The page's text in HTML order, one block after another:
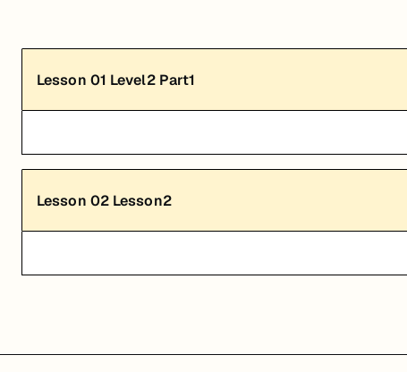
Lesson 01 Level2 Part1
Lesson 02 Lesson2